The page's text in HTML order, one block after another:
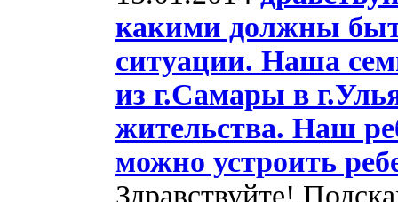
какими должны
ситуации. Наша
из г.Самары в
жительства. Наш
можно устроить
Здравствуйте!